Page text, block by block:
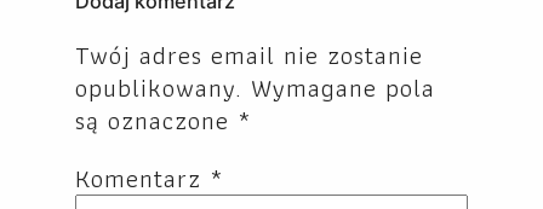
Twój adres email nie zostanie
opublikowany. Wymagane pola
są oznaczone *
Komentarz *